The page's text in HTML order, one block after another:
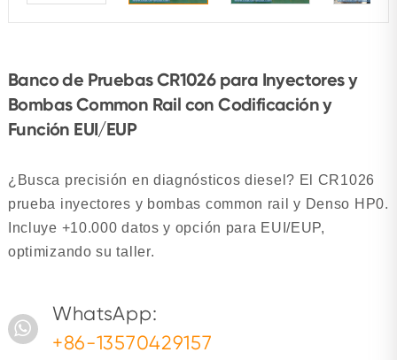
Banco de Pruebas CR1026 para Inyectores y
Bombas Common Rail con Codificación y
Función EUI/EUP
¿Busca precisión en diagnósticos diesel? El CR1026
prueba inyectores y bombas common rail y Denso HP0.
Incluye +10.000 datos y opción para EUI/EUP,
optimizando su taller.
WhatsApp:
+86-13570429157